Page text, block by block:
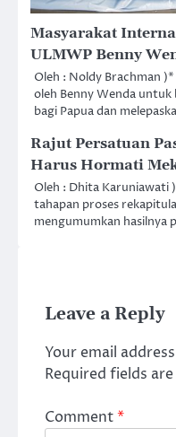
Masyarakat
ULMWP Benny
Oleh : Noldy Brachman
oleh Benny Wenda untuk
bagi Papua dan
Rajut Persatuan
Harus Hormati
Oleh : Dhita Karuniawati
tahapan proses
mengumumkan hasilnya
Leave a Reply
Your email
Required fields
Comment*